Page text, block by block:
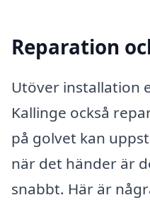
Reparation
Utöver installation
Kallinge också
på golvet kan
när det händer är
snabbt. Här är